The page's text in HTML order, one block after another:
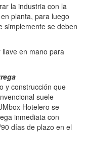
la industria con la
planta, para luego
simplemente se deben
en mano para
y construcción que
suele
Hotelero se
inmediata con
días de plazo en el